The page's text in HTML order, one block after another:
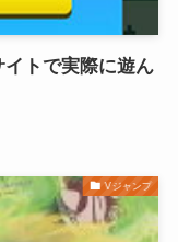
イトで実際に遊ん
Vジャンプ